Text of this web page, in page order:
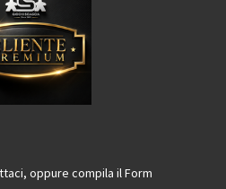
oppure compila il Form